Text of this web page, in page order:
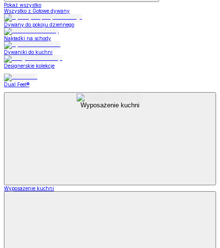
Pokaż wszystko
Wszystko z Gotowe dywany
Dywany do pokoju dziennego
Nakładki na schody
Dywaniki do kuchni
Designerskie kolekcje
Dual Feel®
Wyposażenie kuchni
Wyposażenie kuchni